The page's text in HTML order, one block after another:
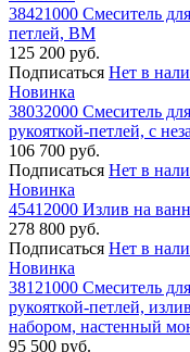
38421000 Смеситель
петлей, ВМ
125 200 руб.
Подписаться Нет в
Новинка
38032000 Смеситель
рукояткой-петлей, с
106 700 руб.
Подписаться Нет в
Новинка
45412000 Излив на
278 800 руб.
Подписаться Нет в
Новинка
38121000 Смеситель
рукояткой-петлей,
набором, настенный
95 500 руб.